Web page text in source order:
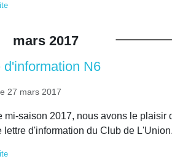
mars 2017
d'information N6
27 mars 2017
mi-saison 2017, nous avons le plaisir
lettre d'information du Club de